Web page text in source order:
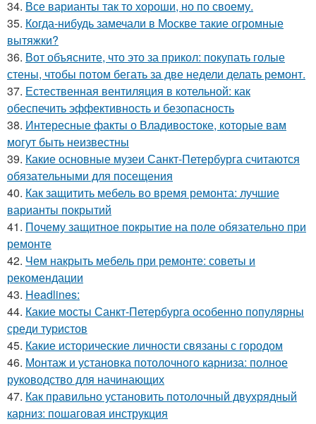
34. Все варианты так то хороши, но по своему.
35. Когда-нибудь замечали в Москве такие огромные
вытяжки?
36. Вот объясните, что это за прикол: покупать голые
стены, чтобы потом бегать за две недели делать ремонт.
37. Естественная вентиляция в котельной: как
обеспечить эффективность и безопасность
38. Интересные факты о Владивостоке, которые вам
могут быть неизвестны
39. Какие основные музеи Санкт-Петербурга считаются
обязательными для посещения
40. Как защитить мебель во время ремонта: лучшие
варианты покрытий
41. Почему защитное покрытие на поле обязательно при
ремонте
42. Чем накрыть мебель при ремонте: советы и
рекомендации
43. Headlines:
44. Какие мосты Санкт-Петербурга особенно популярны
среди туристов
45. Какие исторические личности связаны с городом
46. Монтаж и установка потолочного карниза: полное
руководство для начинающих
47. Как правильно установить потолочный двухрядный
карниз: пошаговая инструкция